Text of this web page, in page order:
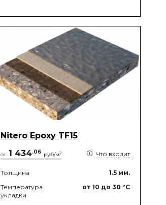
Nitero Epoxy TF15
от 1 434.06 руб/м2 Что входит
Толщина 1.5 мм.
Температура
укладки
от 10 до 30 °C